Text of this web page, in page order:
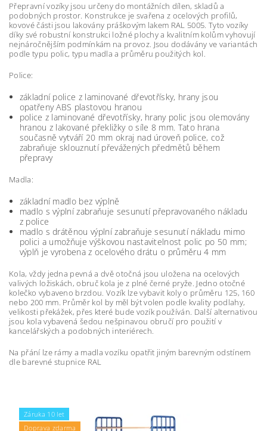
Přepravní vozíky jsou určeny do montážních dílen, skladů a
podobných prostor. Konstrukce je svařena z ocelových profilů,
kovové části jsou lakovány práškovým lakem RAL 5005. Tyto vozíky
díky své robustní konstrukci ložné plochy a kvalitním kolům vyhovují
nejnáročnějším podmínkám na provoz. Jsou dodávány ve variantách
podle typu polic, typu madla a průměru použitých kol.
Police:
základní police z laminované dřevotřísky, hrany jsou
opatřeny ABS plastovou hranou
police z laminované dřevotřísky, hrany polic jsou olemovány
hranou z lakované překližky o síle 8 mm. Tato hrana
současně vytváří 20 mm okraj nad úroveň police, což
zabraňuje sklouznutí převážených předmětů během
přepravy
Madla:
základní madlo bez výplně
madlo s výplní zabraňuje sesunutí přepravovaného nákladu
z police
madlo s drátěnou výplní zabraňuje sesunutí nákladu mimo
polici a umožňuje výškovou nastavitelnost polic po 50 mm;
výplň je vyrobena z ocelového drátu o průměru 4 mm
Kola, vždy jedna pevná a dvě otočná jsou uložena na ocelových
valivých ložiskách, obruč kola je z plné černé pryže. Jedno otočné
kolečko vybaveno brzdou. Vozík lze vybavit koly o průměru 125, 160
nebo 200 mm. Průměr kol by měl být volen podle kvality podlahy,
velikosti překážek, přes které bude vozík používán. Další alternativou
jsou kola vybavená šedou nešpinavou obručí pro použití v
kancelářských a podobných interiérech.
Na přání lze rámy a madla vozíku opatřit jiným barevným odstínem
dle barevné stupnice RAL
Záruka 10 let
Doprava zdarma